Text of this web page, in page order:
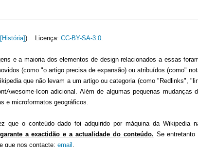
) Licença: CC-BY-SA-3.0.
e a maioria dos elementos de design relacionados a essas
(como "o artigo precisa de expansão) ou atribuídos (como"
que não levam a um artigo ou categoria (como "Redlinks",
Icon adicional. Além de algumas pequenas
e microformatos geográficos.
que o conteúdo dado foi adquirido por máquina da Wikipedia
a exactidão e a actualidade do conteúdo. Se
que nos contacte: email .